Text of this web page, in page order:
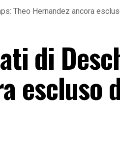
Theo Hernandez ancora
di
escluso